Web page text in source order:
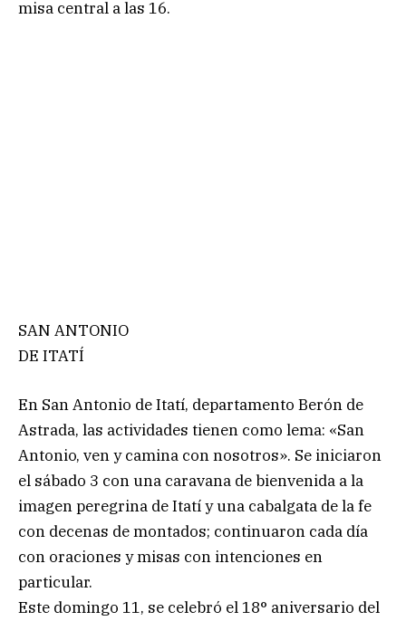
misa central a las 16.
SAN ANTONIO
DE ITATÍ
En San Antonio de Itatí, departamento Berón de
Astrada, las actividades tienen como lema: «San
Antonio, ven y camina con nosotros». Se iniciaron
el sábado 3 con una caravana de bienvenida a la
imagen peregrina de Itatí y una cabalgata de la fe
con decenas de montados; continuaron cada día
con oraciones y misas con intenciones en
particular.
Este domingo 11, se celebró el 18° aniversario del